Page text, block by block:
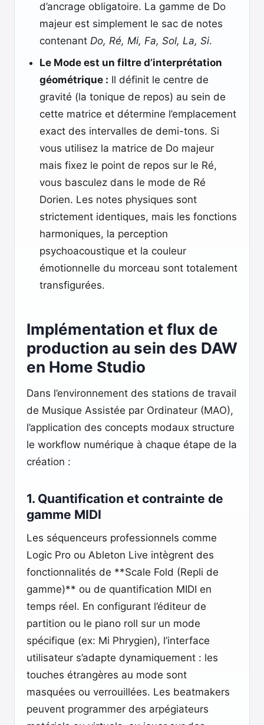
d’ancrage obligatoire. La gamme de Do
majeur est simplement le sac de notes
contenant Do, Ré, Mi, Fa, Sol, La, Si.
Le Mode est un filtre d’interprétation
géométrique : Il définit le centre de
gravité (la tonique de repos) au sein de
cette matrice et détermine l’emplacement
exact des intervalles de demi-tons. Si
vous utilisez la matrice de Do majeur
mais fixez le point de repos sur le Ré,
vous basculez dans le mode de Ré
Dorien. Les notes physiques sont
strictement identiques, mais les fonctions
harmoniques, la perception
psychoacoustique et la couleur
émotionnelle du morceau sont totalement
transfigurées.
Implémentation et flux de
production au sein des DAW
en Home Studio
Dans l’environnement des stations de travail
de Musique Assistée par Ordinateur (MAO),
l’application des concepts modaux structure
le workflow numérique à chaque étape de la
création :
1. Quantification et contrainte de
gamme MIDI
Les séquenceurs professionnels comme
Logic Pro ou Ableton Live intègrent des
fonctionnalités de **Scale Fold (Repli de
gamme)** ou de quantification MIDI en
temps réel. En configurant l’éditeur de
partition ou le piano roll sur un mode
spécifique (ex: Mi Phrygien), l’interface
utilisateur s’adapte dynamiquement : les
touches étrangères au mode sont
masquées ou verrouillées. Les beatmakers
peuvent programmer des arpégiateurs